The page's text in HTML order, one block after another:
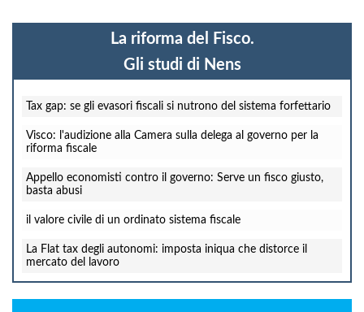
La riforma del Fisco.
Gli studi di Nens
Tax gap: se gli evasori fiscali si nutrono del sistema forfettario
Visco: l'audizione alla Camera sulla delega al governo per la
riforma fiscale
Appello economisti contro il governo: Serve un fisco giusto,
basta abusi
il valore civile di un ordinato sistema fiscale
La Flat tax degli autonomi: imposta iniqua che distorce il
mercato del lavoro